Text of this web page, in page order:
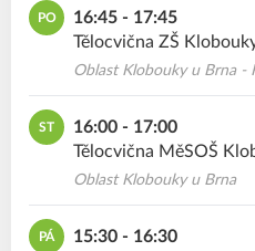
PO
16:45 - 17:45
Tělocvična ZŠ
Oblast Klobouky u Brna -
ST
16:00 - 17:00
Tělocvična MěSOŠ
Oblast Klobouky u Brna
PÁ
15:30 - 16:30